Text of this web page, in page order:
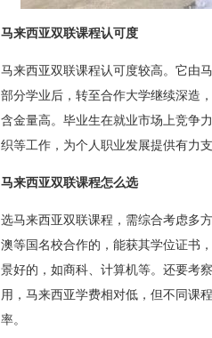
马来西亚双联课程认可度
马来西亚双联课程认可度较高。它由
部分学业后，转至合作大学继续深造
含金量高。毕业生在就业市场上竞争
织等工作，为个人职业发展提供有力支
马来西亚双联课程怎么选
选马来西亚双联课程，需综合考虑多
澳等国名校合作的，能获其学位证书
景好的，如商科、计算机等。还要考
用，马来西亚学费相对低，但不同课
率。